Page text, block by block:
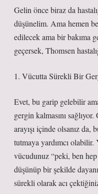
Gelin önce biraz da
düşünelim. Ama hemen
edilecek ama bir bakıma
geçersek, Thomsen
1. Vücutta Sürekli Bir
Evet, bu garip gelebilir
gergin kalmasını
arayışı içinde olsanız da,
tutmaya yardımcı
vücudunuz “peki, ben
düşünüp bir şekilde
sürekli olarak acı